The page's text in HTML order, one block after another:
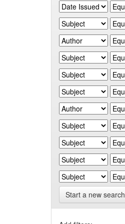
Start a new search